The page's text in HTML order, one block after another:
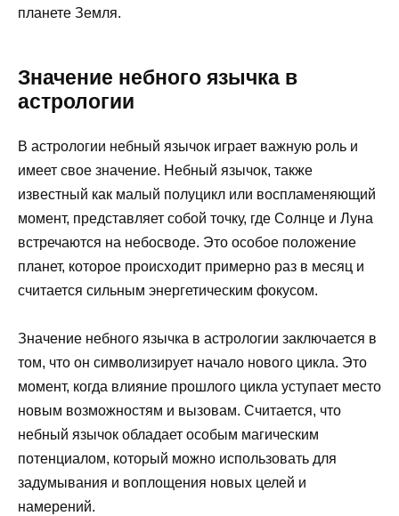
планете Земля.
Значение небного язычка в
астрологии
В астрологии небный язычок играет важную роль и
имеет свое значение. Небный язычок, также
известный как малый полуцикл или воспламеняющий
момент, представляет собой точку, где Солнце и Луна
встречаются на небосводе. Это особое положение
планет, которое происходит примерно раз в месяц и
считается сильным энергетическим фокусом.
Значение небного язычка в астрологии заключается в
том, что он символизирует начало нового цикла. Это
момент, когда влияние прошлого цикла уступает место
новым возможностям и вызовам. Считается, что
небный язычок обладает особым магическим
потенциалом, который можно использовать для
задумывания и воплощения новых целей и
намерений.